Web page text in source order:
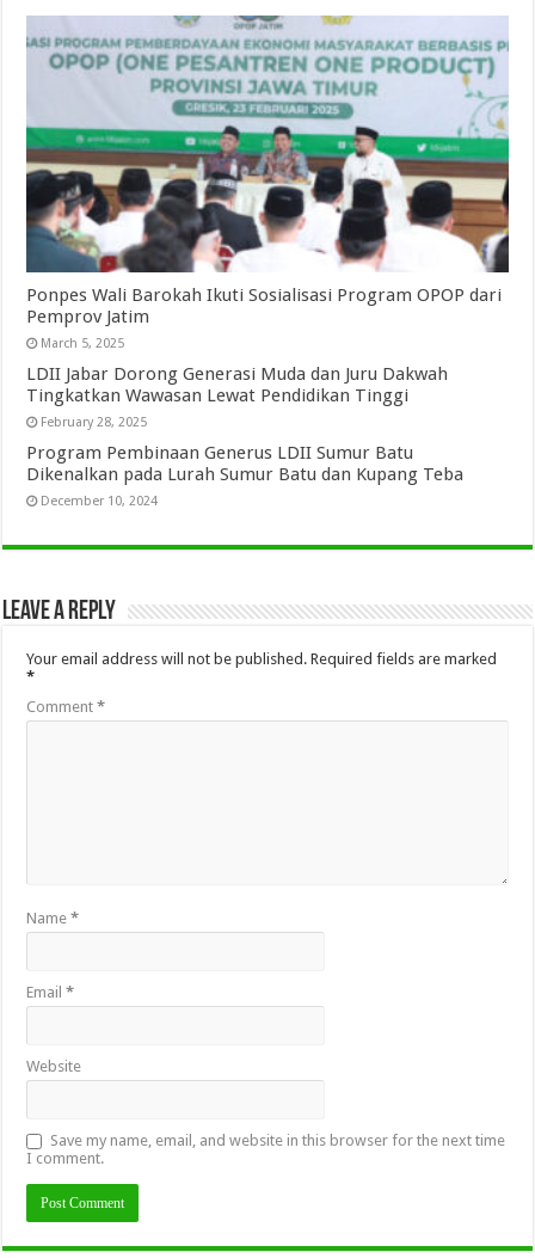
Ponpes Wali Barokah Ikuti Sosialisasi Program OPOP dari
Pemprov Jatim
March 5, 2025
LDII Jabar Dorong Generasi Muda dan Juru Dakwah
Tingkatkan Wawasan Lewat Pendidikan Tinggi
February 28, 2025
Program Pembinaan Generus LDII Sumur Batu
Dikenalkan pada Lurah Sumur Batu dan Kupang Teba
December 10, 2024
Leave a Reply
Your email address will not be published. Required fields are marked
*
Comment*
Name*
Email*
Website
Save my name, email, and website in this browser for the next time
I comment.